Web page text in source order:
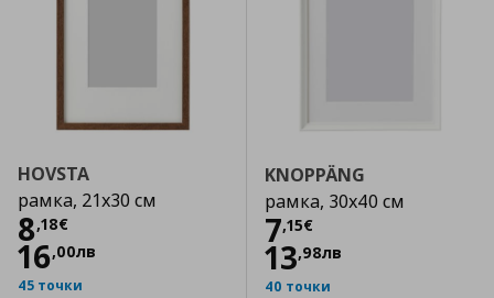
HOVSTA
рамка, 21x30 см
8,18€
Цена
16,00лв
45 точки
KNOPPÄNG
рамка, 30x40 см
7,15€
Цена
13,98лв
40 точки